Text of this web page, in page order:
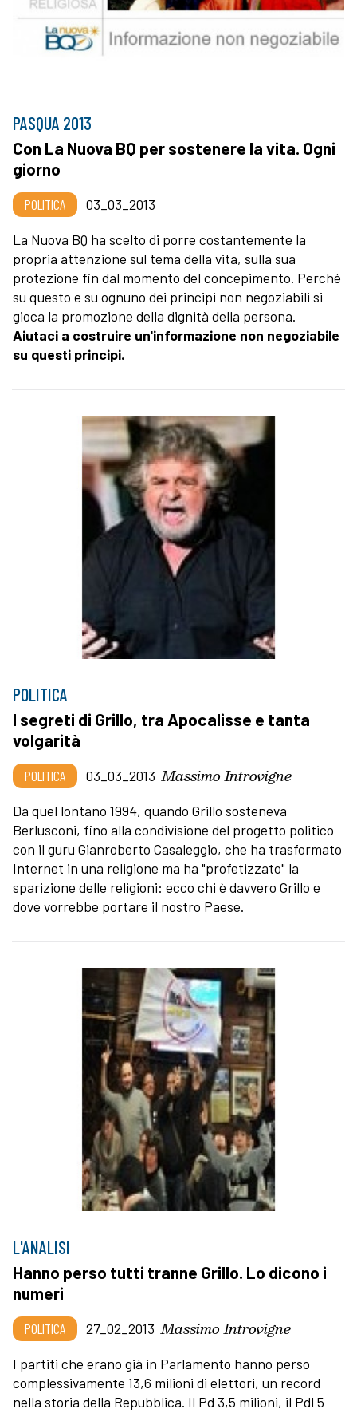
PASQUA 2013
Con La Nuova BQ per sostenere la vita. Ogni
giorno
POLITICA
03_03_2013
La Nuova BQ ha scelto di porre costantemente la
propria attenzione sul tema della vita, sulla sua
protezione fin dal momento del concepimento. Perché
su questo e su ognuno dei principi non negoziabili si
gioca la promozione della dignità della persona.
Aiutaci a costruire un'informazione non negoziabile
su questi principi.
POLITICA
I segreti di Grillo, tra Apocalisse e tanta
volgarità
POLITICA 03_03_2013 Massimo Introvigne
Da quel lontano 1994, quando Grillo sosteneva
Berlusconi, fino alla condivisione del progetto politico
con il guru Gianroberto Casaleggio, che ha trasformato
Internet in una religione ma ha "profetizzato" la
sparizione delle religioni: ecco chi è davvero Grillo e
dove vorrebbe portare il nostro Paese.
L'ANALISI
Hanno perso tutti tranne Grillo. Lo dicono i
numeri
POLITICA 27_02_2013 Massimo Introvigne
I partiti che erano già in Parlamento hanno perso
complessivamente 13,6 milioni di elettori, un record
nella storia della Repubblica. Il Pd 3,5 milioni, il Pdl 5